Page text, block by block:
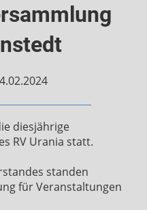
diesjährige
RV Urania statt.
standen
für Veranstaltungen